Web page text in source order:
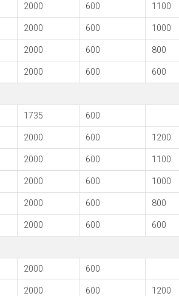
2000 600 1100
2000 600 1000
2000 600 800
2000 600 600
1735 600
2000 600 1200
2000 600 1100
2000 600 1000
2000 600 800
2000 600 600
2000 600
2000 600 1200